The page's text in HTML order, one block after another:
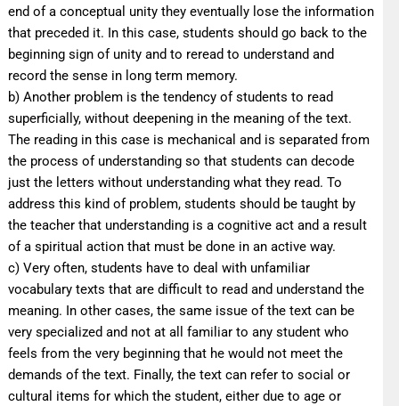
end of a conceptual unity they eventually lose the information
that preceded it. In this case, students should go back to the
beginning sign of unity and to reread to understand and
record the sense in long term memory.
b) Another problem is the tendency of students to read
superficially, without deepening in the meaning of the text.
The reading in this case is mechanical and is separated from
the process of understanding so that students can decode
just the letters without understanding what they read. To
address this kind of problem, students should be taught by
the teacher that understanding is a cognitive act and a result
of a spiritual action that must be done in an active way.
c) Very often, students have to deal with unfamiliar
vocabulary texts that are difficult to read and understand the
meaning. In other cases, the same issue of the text can be
very specialized and not at all familiar to any student who
feels from the very beginning that he would not meet the
demands of the text. Finally, the text can refer to social or
cultural items for which the student, either due to age or